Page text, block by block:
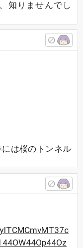
知りませんでし
は桜のトンネル